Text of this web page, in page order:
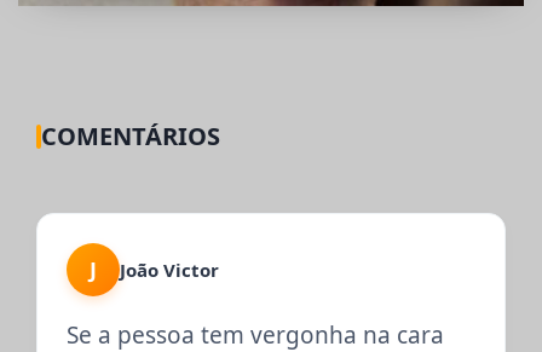
COMENTÁRIOS
J João Victor
Se a pessoa tem vergonha na cara